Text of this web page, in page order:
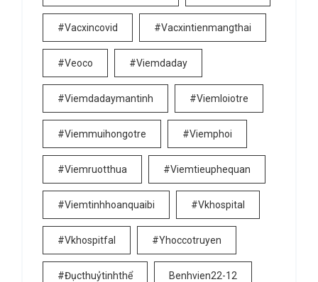
#vacxincovid #vacxintienmangthai
#veoco #viemdaday
#viemdadaymantinh #viemloiotre
#viemmuihongotre #viemphoi
#viemruotthua #viemtieuphequan
#viemtinhhoanquaibi #vkhospital
#vkhospitfal #yhoccotruyen
#đụcthuỷtinhthể Benhvien22-12